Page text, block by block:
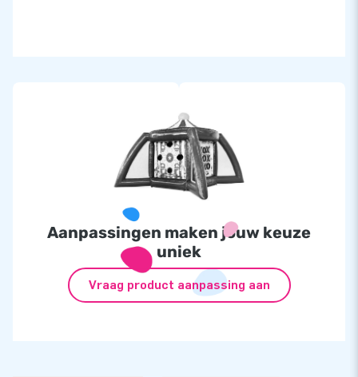
Aanpassingen maken jouw keuze
uniek
Vraag product aanpassing aan